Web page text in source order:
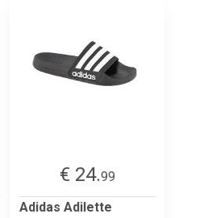
€ 24.99
Adidas Adilette